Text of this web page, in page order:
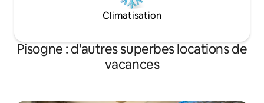
Climatisation
Pisogne : d'autres superbes locations de
vacances